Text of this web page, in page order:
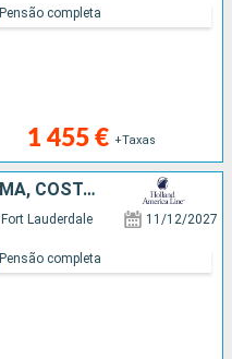
1 455 € +Taxas
Pensão completa
BAHAMAS, COLÔMBIA, PANAMA, COSTA RICA, CAIMÃO (ILHAS), ESTADOS UNIDOS
Fort Lauderdale 11/12/2027
Pensão completa